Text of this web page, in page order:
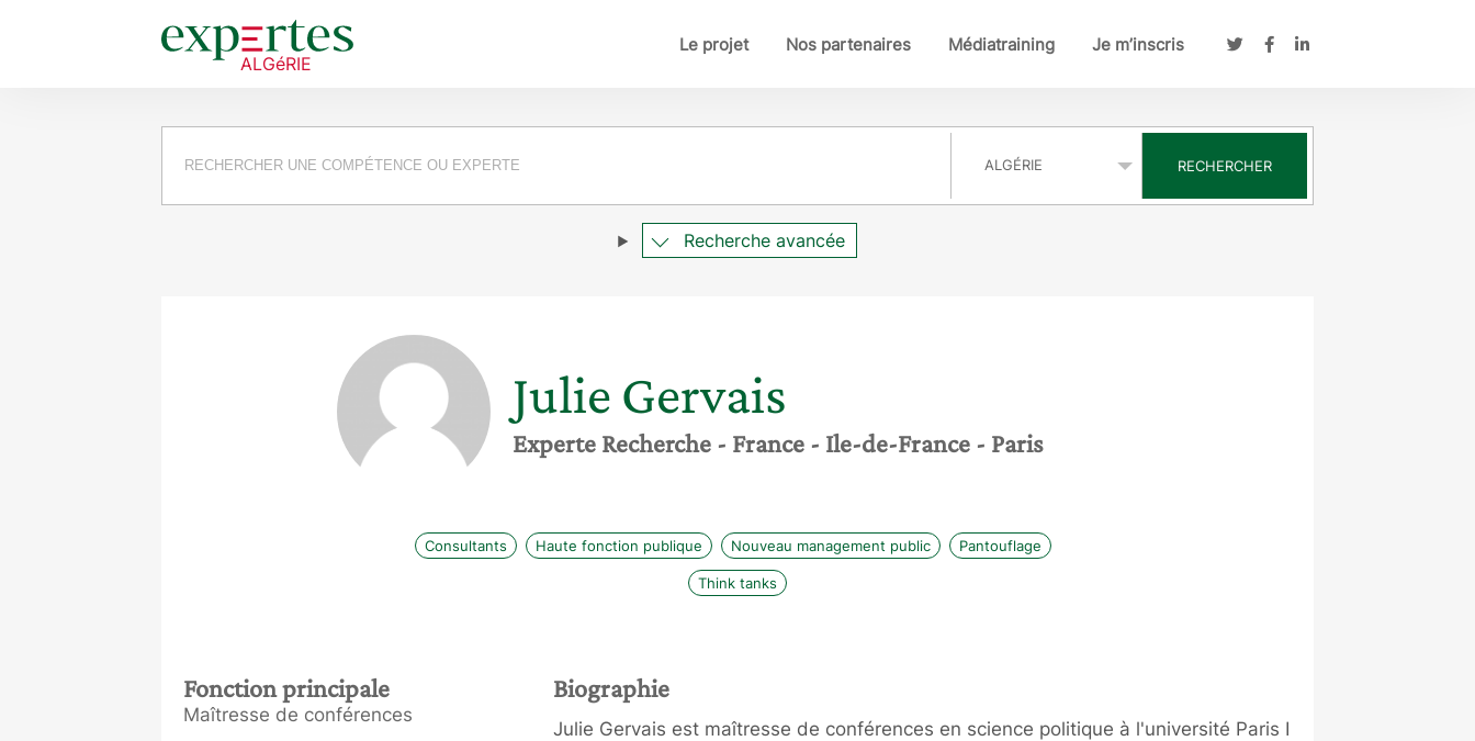
Le projet Nos partenaires Médiatraining Je m’inscris
Requête RECHERCHER
Recherche avancée
Julie Gervais
Experte Recherche - France - Ile-de-France - Paris
Consultants Haute fonction publique Nouveau management public Pantouflage
Think tanks
Fonction principale
Maîtresse de conférences
Biographie
Julie Gervais est maîtresse de conférences en science politique à l'université Paris I